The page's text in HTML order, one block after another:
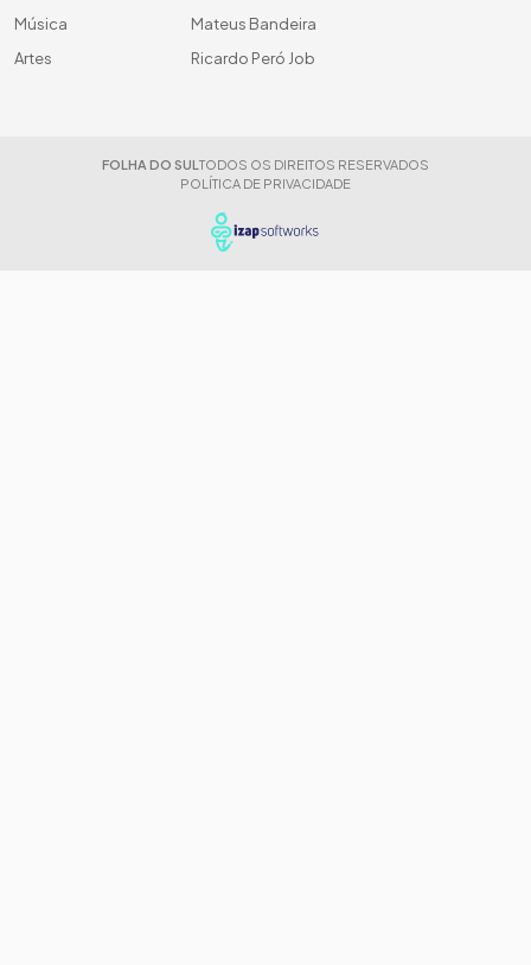
Música
Artes
Mateus Bandeira
Ricardo Peró Job
FOLHA DO SUL TODOS OS DIREITOS RESERVADOS
POLÍTICA DE PRIVACIDADE